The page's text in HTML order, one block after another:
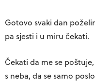
Gotovo svaki dan
pa sjesti i u miru čekati.
Čekati da me se
s neba, da se samo